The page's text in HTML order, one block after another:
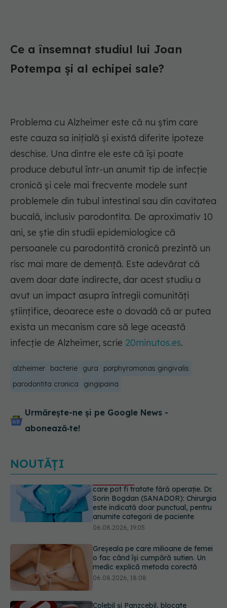
Ce a însemnat studiul lui Joan
Potempa și al echipei sale?
Problema cu Alzheimer este că nu știm care
este cauza sa inițială și există diferite ipoteze
deschise. Una dintre ele este că își poate
produce debutul într-un anumit tip de infecție
cronică și cele mai frecvente modele sunt
problemele din tubul intestinal sau din cavitatea
bucală, inclusiv parodontita. De aproximativ 10
ani, se știe din studii epidemiologice că
persoanele cu parodontită cronică prezintă un
risc mai mare de demență. Este adevărat că
avem doar date indirecte, dar acest studiu a
avut un impact asupra întregii comunități
științifice, deoarece este o dovadă că ar putea
exista un mecanism care să lege această
infecție de Alzheimer, scrie 20minutos.es.
alzheimer bacterie gura
porphyromonas gingivalis
parodontita cronica
gingipaina
Urmărește-ne și pe Google News -
abonează‑te!
NOUTĂȚI
Greșeala pe care milioane de femei
o fac când își cumpără sutien. Un
medic explică metoda corectă
06.08.2026, 18:08
Colebil și Panzcebil, blocate
temporar în farmacii. ANMDMR
explică de ce a luat măsura